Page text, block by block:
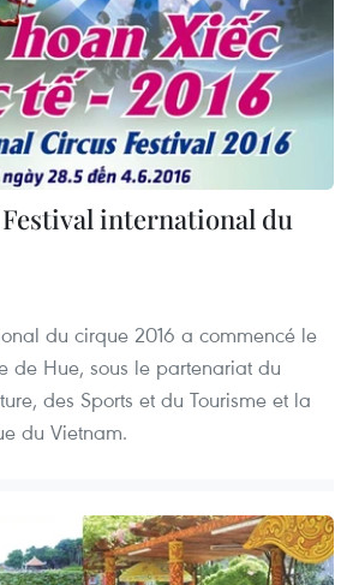
international du
du cirque 2016 a commencé le
de Hue, sous le partenariat du
des Sports et du Tourisme et la
du Vietnam.